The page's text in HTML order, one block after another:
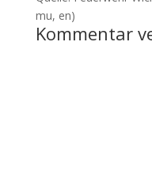
mu, en)
Kommentar